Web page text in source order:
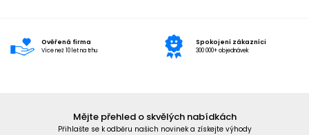
Ověřená firma
Více než 10 let na trhu
Spokojení zákazníci
300 000+ objednávek
Mějte přehled o skvělých nabídkách
Přihlašte se k odběru našich novinek a získejte výhody